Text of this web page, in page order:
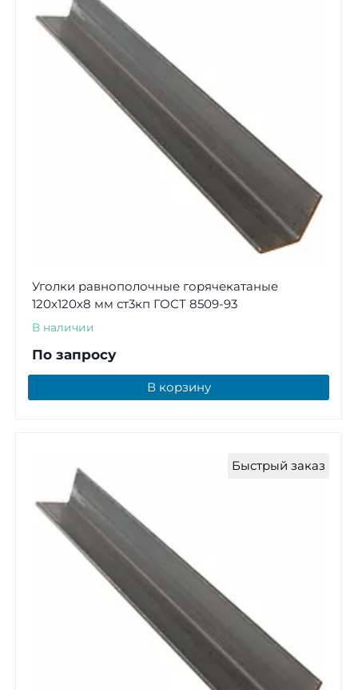
Уголки равнополочные горячекатаные
120х120х8 мм ст3кп ГОСТ 8509-93
В наличии
По запросу
В корзину
Быстрый заказ